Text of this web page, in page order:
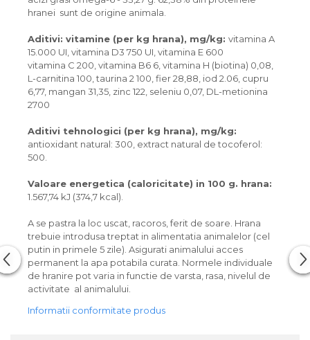
hranei sunt de origine animala.
Aditivi: vitamine (per kg hrana), mg/kg: vitamina A
15.000 UI, vitamina D3 750 UI, vitamina E 600
vitamina C 200, vitamina B6 6, vitamina H (biotina) 0,08,
L-carnitina 100, taurina 2 100, fier 28,88, iod 2.06, cupru
6,77, mangan 31,35, zinc 122, seleniu 0,07, DL-metionina
2700
Aditivi tehnologici (per kg hrana), mg/kg:
antioxidant natural: 300, extract natural de tocoferol:
500.
Valoare energetica (caloricitate) in 100 g. hrana:
1.567,74 kJ (374,7 kcal).
A se pastra la loc uscat, racoros, ferit de soare. Hrana
trebuie introdusa treptat in alimentatia animalelor (cel
putin in primele 5 zile). Asigurati animalului acces
permanent la apa potabila curata. Normele individuale
de hranire pot varia in functie de varsta, rasa, nivelul de
activitate al animalului.
Informatii conformitate produs